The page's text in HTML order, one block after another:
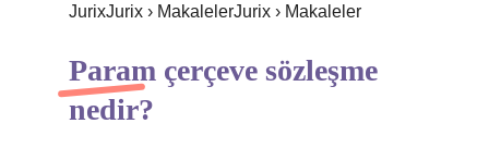
JurixJurix › MakalelerJurix › Makaleler
Param çerçeve sözleşme
nedir?